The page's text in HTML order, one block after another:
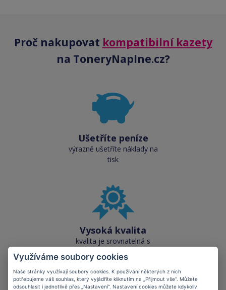
Proč nakupovat kompatibilní kazety
na ToneryNaplne.cz?
Ušetříte peníze
výrazně ušetříte náklady na
tisk
Vysoká kvalita
kvalita je srovnatelná s
originálními náplněmi
Využíváme soubory cookies
Naše stránky využívají soubory cookies. K používání některých z nich
potřebujeme váš souhlas, který vyjádříte kliknutím na „Přijmout vše“. Můžete
odsouhlasit i jednotlivě přes „Nastavení“. Nastavení cookies můžete kdykoliv